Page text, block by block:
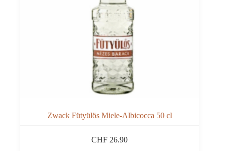
Zwack Fütyülös Miele-Albicocca 50 cl
CHF 26.90